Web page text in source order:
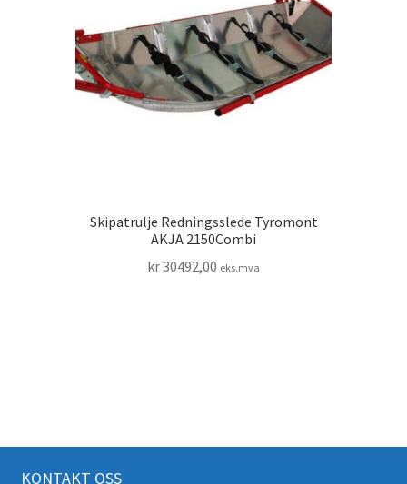
Skipatrulje Redningsslede Tyromont
AKJA 2150Combi
kr30492,00 eks.mva
KONTAKT OSS